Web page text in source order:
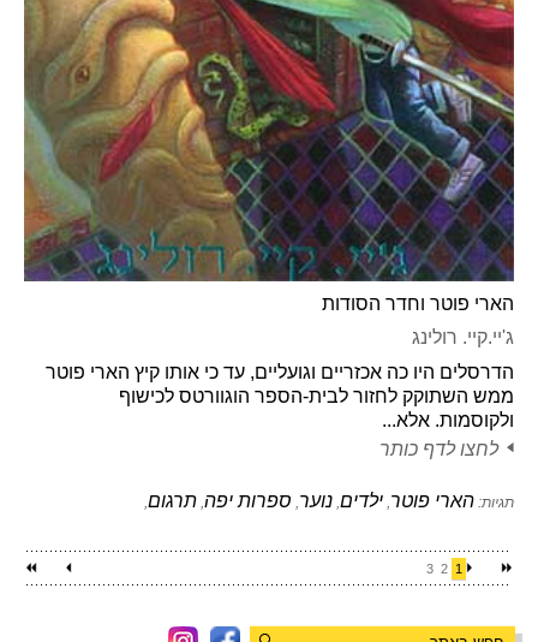
הארי פוטר וחדר הסודות
ג'יי.קיי. רולינג
הדרסלים היו כה אכזריים וגועליים, עד כי אותו קיץ הארי פוטר
ממש השתוקק לחזור לבית-הספר הוגוורטס לכישוף
ולקוסמות. אלא...
לחצו לדף כותר
תגיות: הארי פוטר, ילדים, נוער, ספרות יפה, תרגום,
1
2
3